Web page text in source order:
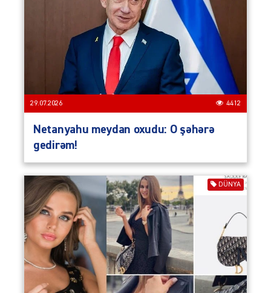
29.07.2026 4412
Netanyahu meydan oxudu: O şəhərə
gedirəm!
DÜNYA